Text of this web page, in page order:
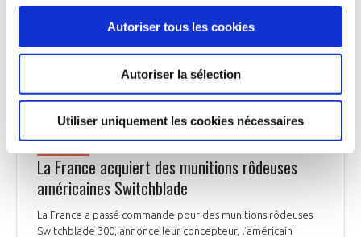
Autoriser tous les cookies
Autoriser la sélection
Utiliser uniquement les cookies nécessaires
La France acquiert des munitions rôdeuses
américaines Switchblade
La France a passé commande pour des munitions rôdeuses
Switchblade 300, annonce leur concepteur, l’américain